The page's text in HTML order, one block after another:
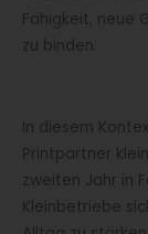
Fähigkeit, neue
zu binden.
In diesem
Printpartner
zweiten Jahr in
Kleinbetriebe